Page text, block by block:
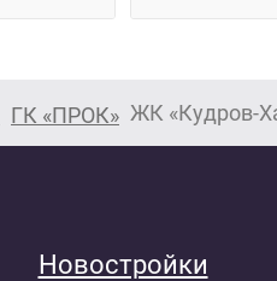
ГК «ПРОК» ЖК «Кудров-
Новостройки